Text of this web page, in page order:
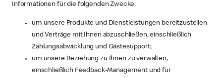
Informationen für die folgenden Zwecke:
um unsere Produkte und Dienstleistungen bereitzustellen
und Verträge mit Ihnen abzuschließen, einschließlich
Zahlungsabwicklung und Gästesupport;
um unsere Beziehung zu Ihnen zu verwalten,
einschließlich Feedback-Management und für